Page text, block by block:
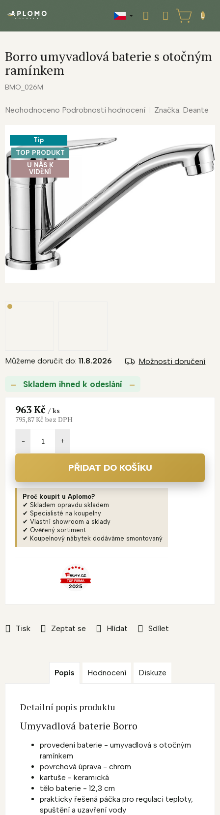
NÁKUPNÍ
KOŠÍK
Borro umyvadlová baterie s otočným
ramínkem
BMO_026M
Průměrné
0,0
z
5
hvězdiček.
Neohodnoceno Podrobnosti hodnocení Značka: Deante
Tip
TOP PRODUKT
U NÁS K
VIDĚNÍ
Skladem ihned k odeslání
Můžeme doručit do: 11.8.2026 Možnosti doručení
Tisk Zeptat se Hlídat Sdílet
963 Kč/ ks
795,87 Kč bez DPH
PŘIDAT DO KOŠÍKU
Proč koupit u Aplomo?
✔ Skladem opravdu skladem
✔ Specialisté na koupelny
✔ Vlastní showroom a sklady
✔ Ověřený sortiment
✔ Koupelnový nábytek dodáváme smontovaný
Popis Hodnocení Diskuze
Detailní popis produktu
Umyvadlová baterie Borro
provedení baterie - umyvadlová s otočným
ramínkem
povrchová úprava - chrom
kartuše - keramická
tělo baterie - 12,3 cm
prakticky řešená páčka pro regulaci teploty,
spuštění a uzavření vody